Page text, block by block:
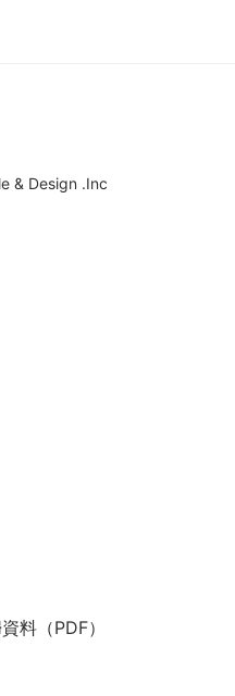
& Design .Inc
料（PDF）